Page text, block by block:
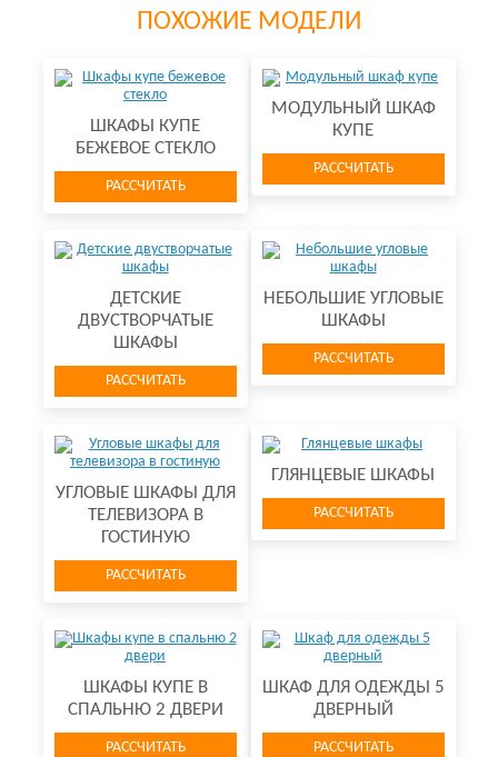
ПОХОЖИЕ МОДЕЛИ
ШКАФЫ КУПЕ
БЕЖЕВОЕ СТЕКЛО
РАССЧИТАТЬ
МОДУЛЬНЫЙ ШКАФ
КУПЕ
РАССЧИТАТЬ
ДЕТСКИЕ
ДВУСТВОРЧАТЫЕ
ШКАФЫ
РАССЧИТАТЬ
НЕБОЛЬШИЕ УГЛОВЫЕ
ШКАФЫ
РАССЧИТАТЬ
УГЛОВЫЕ ШКАФЫ ДЛЯ
ТЕЛЕВИЗОРА В
ГОСТИНУЮ
РАССЧИТАТЬ
ГЛЯНЦЕВЫЕ ШКАФЫ
РАССЧИТАТЬ
ШКАФЫ КУПЕ В
СПАЛЬНЮ 2 ДВЕРИ
РАССЧИТАТЬ
ШКАФ ДЛЯ ОДЕЖДЫ 5
ДВЕРНЫЙ
РАССЧИТАТЬ